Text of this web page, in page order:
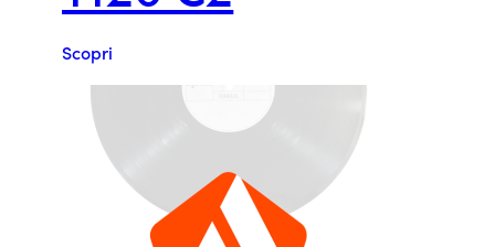
Scopri